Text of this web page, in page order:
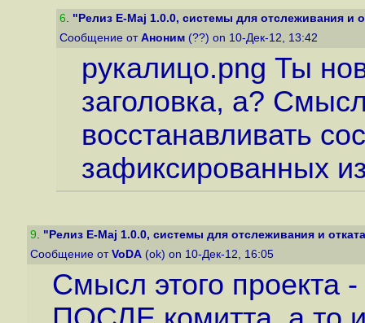
6. "Релиз E-Maj 1.0.0, системы для отслеживания и
Сообщение от Аноним (??) on 10-Дек-12, 13:42
рукалицо.png Ты
заголовка, а?
восстанавливать
зафиксированных
9. "Релиз E-Maj 1.0.0, системы для отслеживания и
Сообщение от VoDA (ok) on 10-Дек-12, 16:05
Смысл этого проекта